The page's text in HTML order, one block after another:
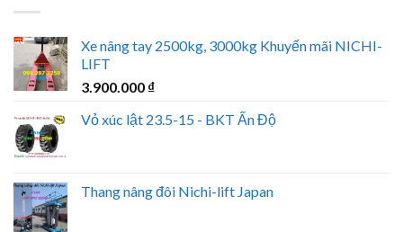
Xe nâng tay 2500kg, 3000kg Khuyến mãi NICHI-
LIFT
3.900.000 ₫
Vỏ xúc lật 23.5-15 - BKT Ấn Độ
Thang nâng đôi Nichi-lift Japan